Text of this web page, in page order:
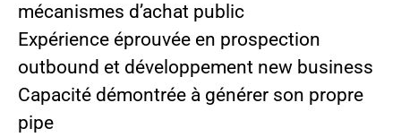
mécanismes d’achat public
Expérience éprouvée en prospection
outbound et développement new business
Capacité démontrée à générer son propre
pipe